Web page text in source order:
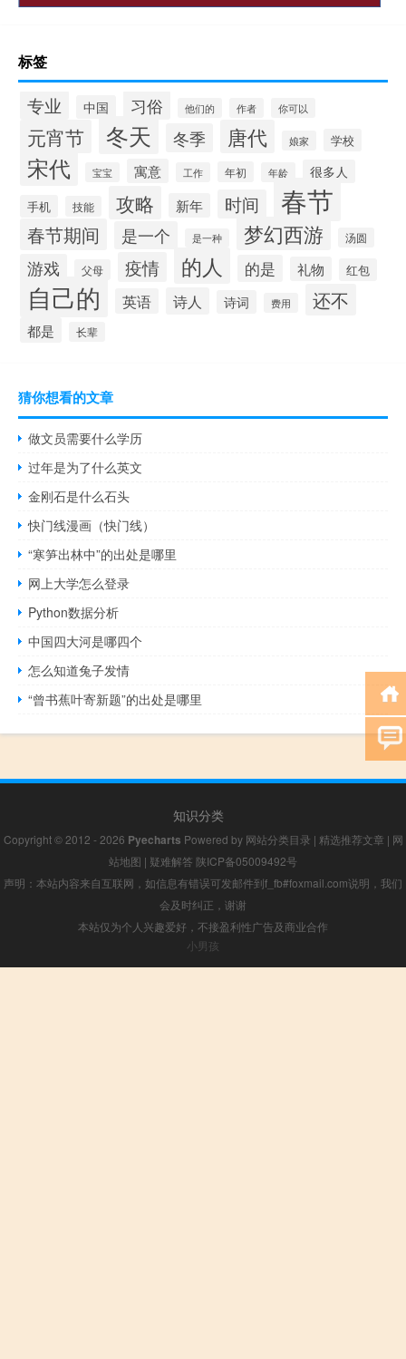
标签
专业 中国 习俗 他们的 作者 你可以
元宵节 冬天 冬季 唐代 娘家 学校
宋代 宝宝 寓意 工作 年初 年龄 很多人
手机 技能 攻略 新年 时间 春节
春节期间 是一个 是一种 梦幻西游 汤圆
游戏 父母 疫情 的人 的是 礼物 红包
自己的 英语 诗人 诗词 费用 还不
都是 长辈
猜你想看的文章
做文员需要什么学历
过年是为了什么英文
金刚石是什么石头
快门线漫画（快门线）
“寒笋出林中”的出处是哪里
网上大学怎么登录
Python数据分析
中国四大河是哪四个
怎么知道兔子发情
“曾书蕉叶寄新题”的出处是哪里
知识分类
Copyright © 2012 - 2026 Pyecharts Powered by 网站分类目录 | 精选推荐文章 | 网
站地图 | 疑难解答 陕ICP备05009492号
声明：本站内容来自互联网，如信息有错误可发邮件到f_fb#foxmail.com说明，我们
会及时纠正，谢谢
本站仅为个人兴趣爱好，不接盈利性广告及商业合作
小男孩